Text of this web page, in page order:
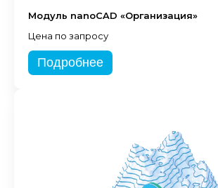
Модуль nanoCAD «Организация»
Цена по запросу
Подробнее